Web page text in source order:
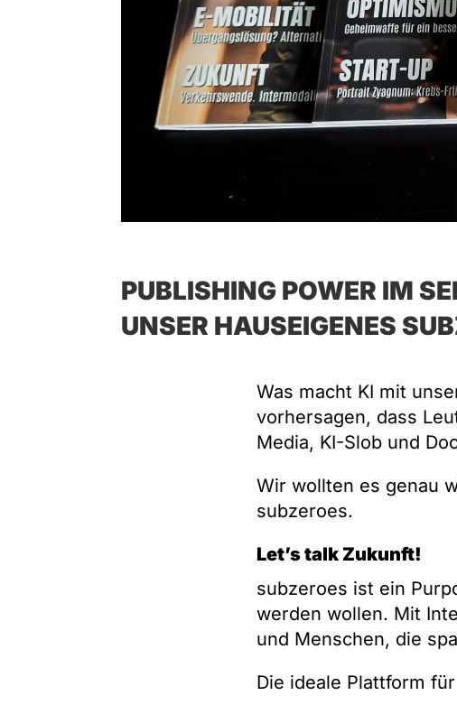
PUBLISHING POWER IM
UNSER HAUSEIGENES
Was macht KI mit
vorhersagen, dass
Media, KI-Slob und
Wir wollten es genau
subzeroes.
Let’s talk Zukunft!
subzeroes ist ein
werden wollen. Mit
und Menschen, die
Die ideale Plattform